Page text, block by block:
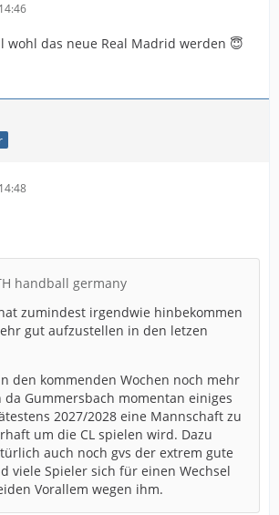
wohl das neue Real Madrid werden 😇
handball germany
zumindest irgendwie hinbekommen
gut aufzustellen in den letzen
den kommenden Wochen noch mehr
da Gummersbach momentan einiges
2027/2028 eine Mannschaft zu
um die CL spielen wird. Dazu
auch noch gvs der extrem gute
viele Spieler sich für einen Wechsel
Vorallem wegen ihm.